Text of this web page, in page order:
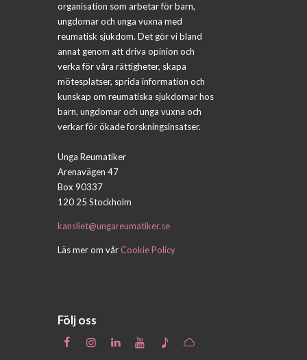
organisation som arbetar för barn,
ungdomar och unga vuxna med
reumatisk sjukdom. Det gör vi bland
annat genom att driva opinion och
verka för våra rättigheter, skapa
mötesplatser, sprida information och
kunskap om reumatiska sjukdomar hos
barn, ungdomar och unga vuxna och
verkar för ökade forskningsinsatser.
Unga Reumatiker
Arenavägen 47
Box 90337
120 25 Stockholm
kansliet@ungareumatiker.se
Läs mer om vårCookie Policy
Följ oss